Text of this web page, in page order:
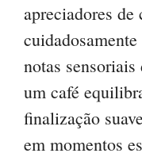
apreciadores
notas
um café
finalização
em momentos